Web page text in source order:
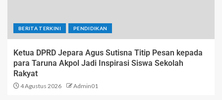
BERITA TERKINI PENDIDIKAN
Ketua DPRD Jepara Agus Sutisna Titip Pesan kepada
para Taruna Akpol Jadi Inspirasi Siswa Sekolah
Rakyat
4 Agustus 2026 Admin01